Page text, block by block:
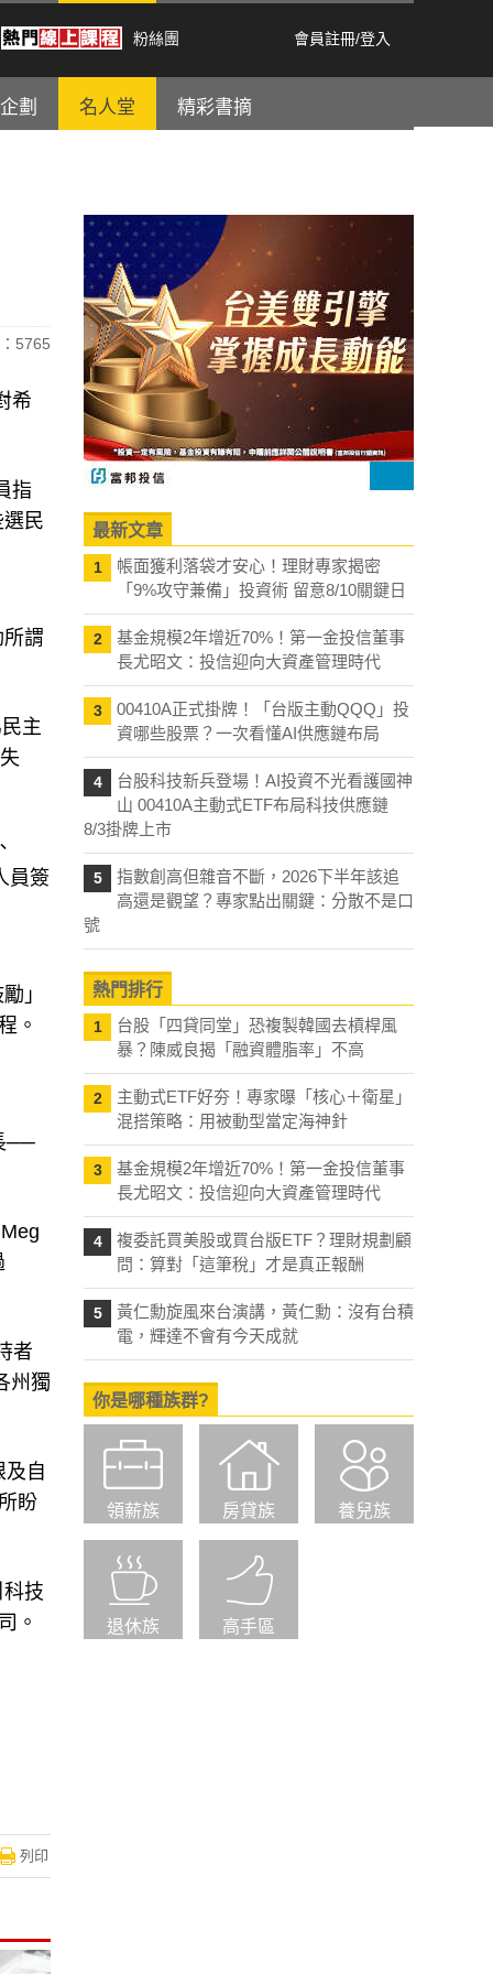
粉絲團 會員註冊/登入
劃 名人堂 精彩書摘
5765
希
指
民
謂
主
員簽
」
。
──
者
州獨
自
盼
技
。
列印
最新文章
1
帳面獲利落袋才安心！理財專家揭密
「9%攻守兼備」投資術 留意8/10關鍵日
2
基金規模2年增近70%！第一金投信董事
長尤昭文：投信迎向大資產管理時代
3
00410A正式掛牌！「台版主動QQQ」投
資哪些股票？一次看懂AI供應鏈布局
4
台股科技新兵登場！AI投資不光看護國神
山 00410A主動式ETF布局科技供應鏈
8/3掛牌上市
5
指數創高但雜音不斷，2026下半年該追
高還是觀望？專家點出關鍵：分散不是口
號
熱門排行
1
台股「四貸同堂」恐複製韓國去槓桿風
暴？陳威良揭「融資體脂率」不高
2
主動式ETF好夯！專家曝「核心＋衛星」
混搭策略：用被動型當定海神針
3
基金規模2年增近70%！第一金投信董事
長尤昭文：投信迎向大資產管理時代
4
複委託買美股或買台版ETF？理財規劃顧
問：算對「這筆稅」才是真正報酬
5
黃仁勳旋風來台演講，黃仁勳：沒有台積
電，輝達不會有今天成就
你是哪種族群?
領薪族 房貸族 養兒族
退休族 高手區